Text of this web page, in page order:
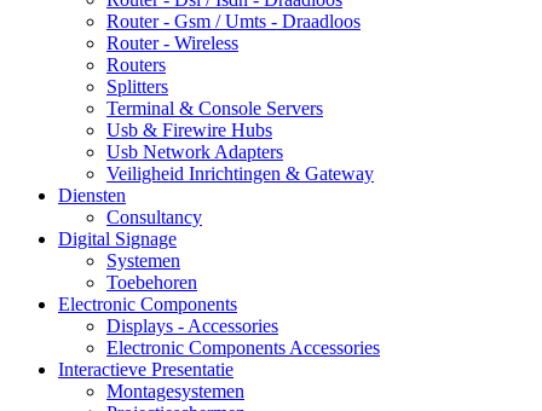
Router - Gsm / Umts - Draadloos
Router - Wireless
Routers
Splitters
Terminal & Console Servers
Usb & Firewire Hubs
Usb Network Adapters
Veiligheid Inrichtingen & Gateway
Diensten
Consultancy
Digital Signage
Systemen
Toebehoren
Electronic Components
Displays - Accessories
Electronic Components Accessories
Interactieve Presentatie
Montagesystemen